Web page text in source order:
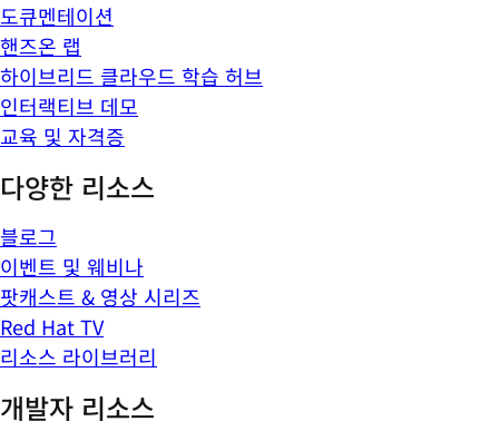
도큐멘테이션
핸즈온 랩
하이브리드 클라우드 학습 허브
인터랙티브 데모
교육 및 자격증
다양한 리소스
블로그
이벤트 및 웨비나
팟캐스트 & 영상 시리즈
Red Hat TV
리소스 라이브러리
개발자 리소스